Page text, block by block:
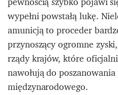
wypełni powstałą lukę.
amunicją to proceder
przynoszący ogromne
rządy krajów, które
nawołują do
międzynarodowego.